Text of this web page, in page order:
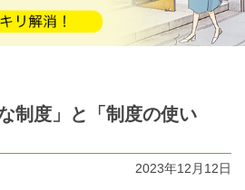
制度」と「制度の使い
2023年12月12日